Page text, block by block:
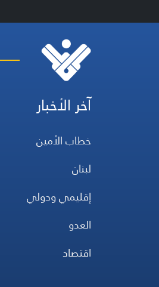
آخر الأخبار
خطاب الأمين
لبنان
إقليمي ودولي
العدو
اقتصاد